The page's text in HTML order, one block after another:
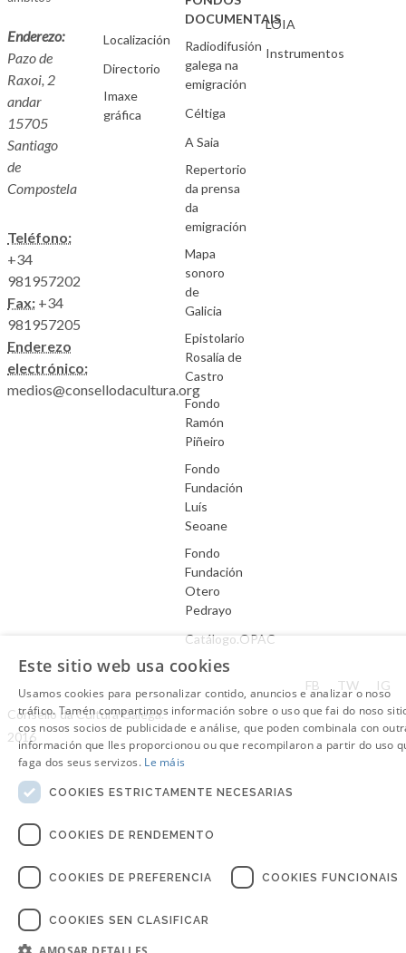
Enderezo:
Pazo de
Raxoi, 2
andar
15705
Santiago
de
Compostela
Teléfono:
+34
981957202
Fax: +34
981957205
Enderezo
electrónico:
medios@consellodacultura.org
Localización
Directorio
Imaxe
gráfica
DOCUMENTAIS
Radiodifusión
galega na
emigración
Céltiga
A Saia
Repertorio
da prensa
da
emigración
Mapa
sonoro
de
Galicia
Epistolario
Rosalía de
Castro
Fondo
Ramón
Piñeiro
Fondo
Fundación
Luís
Seoane
Fondo
Fundación
Otero
Pedrayo
Catálogo.OPAC
LOIA
Instrumentos
Consello da Cultura Galega.
2016
FB TW IG
Este sitio web usa cookies
Usamos cookies para personalizar contido, anuncios e analizar o noso
tráfico. Tamén compartimos información sobre o uso que fai do noso
cos nosos socios de publicidade e análise, que poden combinala con
información que lles proporcionou ou que recompilaron a partir do uso
faga dos seus servizos. Le máis
COOKIES ESTRICTAMENTE NECESARIAS
COOKIES DE RENDEMENTO
COOKIES DE PREFERENCIA COOKIES FUNCIONAIS
COOKIES SEN CLASIFICAR